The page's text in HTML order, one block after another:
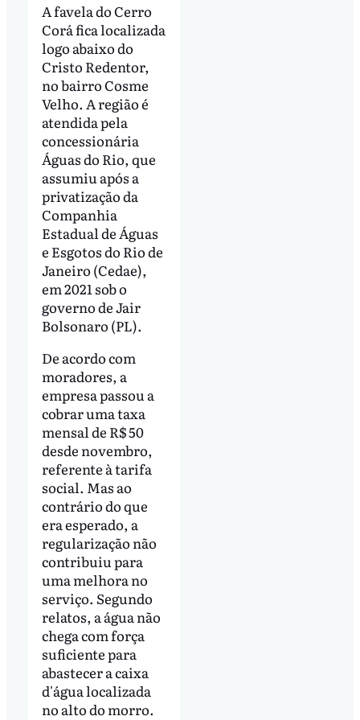
A favela do Cerro
Corá fica localizada
logo abaixo do
Cristo Redentor,
no bairro Cosme
Velho. A região é
atendida pela
concessionária
Águas do Rio, que
assumiu após a
privatização da
Companhia
Estadual de Águas
e Esgotos do Rio de
Janeiro (Cedae),
em 2021 sob o
governo de Jair
Bolsonaro (PL).
De acordo com
moradores, a
empresa passou a
cobrar uma taxa
mensal de R$ 50
desde novembro,
referente à tarifa
social. Mas ao
contrário do que
era esperado, a
regularização não
contribuiu para
uma melhora no
serviço. Segundo
relatos, a água não
chega com força
suficiente para
abastecer a caixa
d'água localizada
no alto do morro.